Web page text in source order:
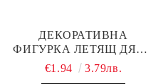
ДЕКОРАТИВНА
ФИГУРКА ЛЕТЯЩ ДЯДО
КОЛЕДА
€1.94 3.79лв.